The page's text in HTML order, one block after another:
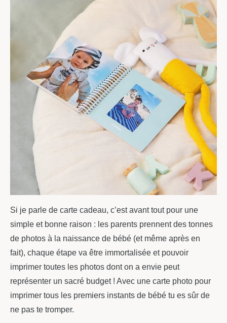
Si je parle de carte cadeau, c’est avant tout pour une
simple et bonne raison : les parents prennent des tonnes
de photos à la naissance de bébé (et même après en
fait), chaque étape va être immortalisée et pouvoir
imprimer toutes les photos dont on a envie peut
représenter un sacré budget ! Avec une carte photo pour
imprimer tous les premiers instants de bébé tu es sûr de
ne pas te tromper.